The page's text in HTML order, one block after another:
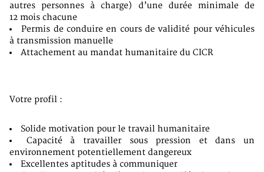
autres personnes à charge) d’une durée minimale de
12 mois chacune
Permis de conduire en cours de validité pour véhicules
à transmission manuelle
Attachement au mandat humanitaire du CICR
Votre profil :
Solide motivation pour le travail humanitaire
Capacité à travailler sous pression et dans un
environnement potentiellement dangereux
Excellentes aptitudes à communiquer